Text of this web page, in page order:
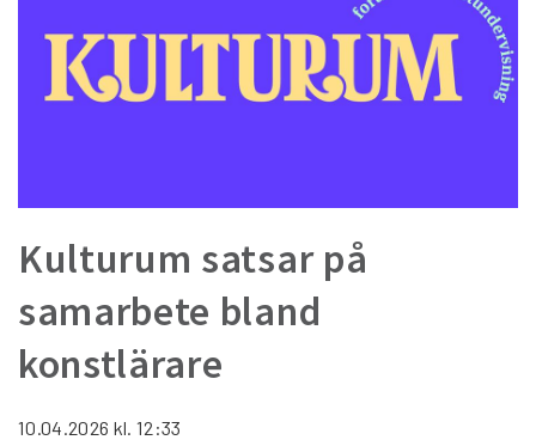
Kulturum satsar på
samarbete bland
konstlärare
10.04.2026 kl. 12:33